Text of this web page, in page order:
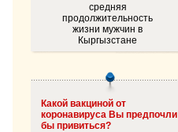
средняя
продолжительность
жизни мужчин в
Кыргызстане
Какой вакциной от
коронавируса Вы предпочли
бы привиться?